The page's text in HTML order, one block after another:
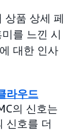
상품 상세 페
를 느낀 시
대한 인사
라우드
의 신호는
신호를 더